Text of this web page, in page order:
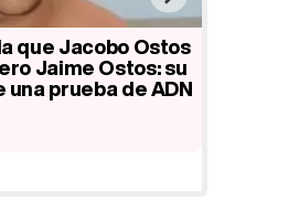
que Jacobo Ostos
Jaime Ostos: su
prueba de ADN